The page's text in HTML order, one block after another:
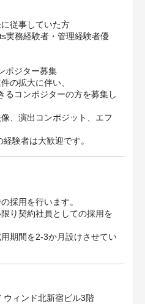
従事していた方
務経験者・管理経験者優
ポジター募集
拡大に伴い、
コンポジターの方を募集し
演出コンポジット、エフ
験者は大歓迎です。
採用を行います。
契約社員としての採用を
期間を2-3か月設けさせてい
ィンド北新宿ビル3階